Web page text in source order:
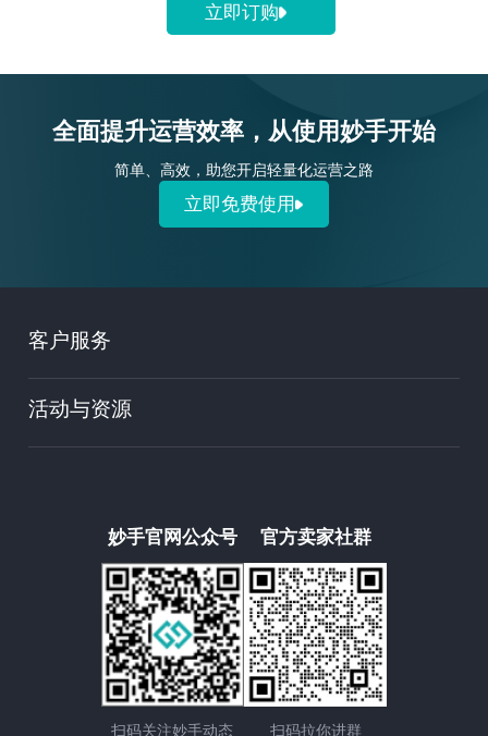
立即订购
全面提升运营效率，从使用妙手开始
简单、高效，助您开启轻量化运营之路
立即免费使用
客户服务
活动与资源
妙手官网公众号
扫码关注妙手动态
官方卖家社群
扫码拉你进群